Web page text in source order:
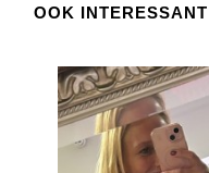
OOK INTERESSANT